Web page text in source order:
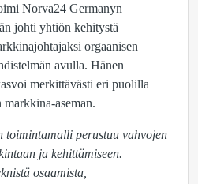
Norva24 Germanyn
johti yhtiön kehitystä
orgaanisen
avulla. Hänen
merkittävästi eri puolilla
markkina-aseman.
toimintamalli perustuu vahvojen
ja kehittämiseen.
osaamista,